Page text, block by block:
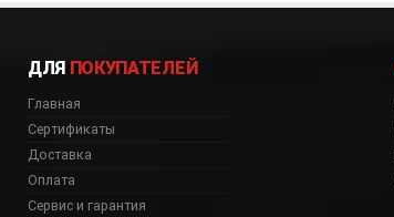
ДЛЯ ПОКУПАТЕЛЕЙ
Главная
Сертификаты
Доставка
Оплата
Сервис и гарантия